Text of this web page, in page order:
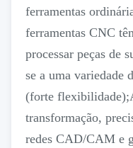
ferramentas
ferramentas CNC
processar peças de
se a uma variedade
(forte
transformação,
redes CAD/CAM e